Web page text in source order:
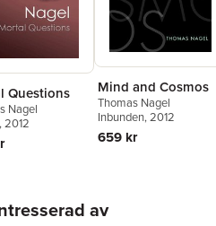
Questions
Nagel
, 2012
Mind and Cosmos
Thomas Nagel
Inbunden, 2012
659 kr
av